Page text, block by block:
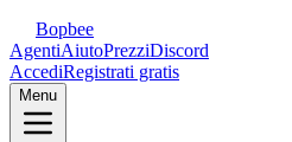
Bopbee
AgentiAiutoPrezziDiscord
AccediRegistrati gratis
Menu